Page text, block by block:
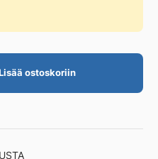
Lisää ostoskoriin